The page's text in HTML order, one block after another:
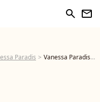
search newsletter
Paradis Vanessa Paradis et son mari Samuel Benchetrit (auteur et metteur en scène de la pièce « Maman » dans laquelle Vanessa est nominée) - 33ème « Nuit des Molières » aux Folies Bergère à Paris le 30 Mai 2022. Bertrand Rindoff / Bestimage - Photo